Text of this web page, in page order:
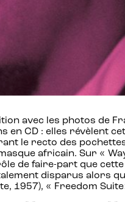
avec les photos de
en CD : elles révèlent
le recto des
africain. Sur «
de faire-part que
disparus alors
1957), « Freedom